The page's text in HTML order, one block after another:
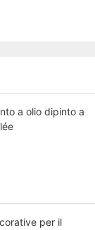
a olio dipinto a
per il